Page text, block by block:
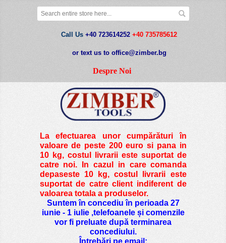
Call Us +40 723614252 +40 735785612
or text us to office@zimber.bg
Despre Noi
La efectuarea unor cumpărături în
valoare de peste200 euro si pana in
10 kg, costul livrarii este suportat de
catre noi. In cazul in care comanda
depaseste 10 kg, costul livrarii este
suportat de catre client indiferent de
valoarea totala a produselor.
Suntem în concediu în perioada 27
iunie - 1 iulie ,telefoanele și comenzile
vor fi preluate după terminarea
concediului.
Întrebări pe email: